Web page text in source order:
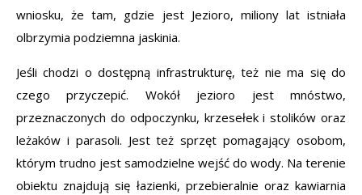
wniosku, że tam, gdzie jest Jezioro, miliony lat istniała
olbrzymia podziemna jaskinia.
Jeśli chodzi o dostępną infrastrukturę, też nie ma się do
czego przyczepić. Wokół jezioro jest mnóstwo,
przeznaczonych do odpoczynku, krzesełek i stolików oraz
leżaków i parasoli. Jest też sprzęt pomagający osobom,
którym trudno jest samodzielne wejść do wody. Na terenie
obiektu znajdują się łazienki, przebieralnie oraz kawiarnia